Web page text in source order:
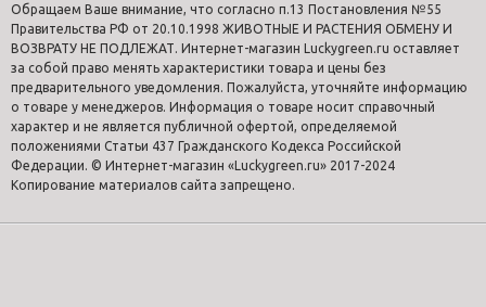
Обращаем Ваше внимание, что согласно п.13 Постановления №55
Правительства РФ от 20.10.1998 ЖИВОТНЫЕ И РАСТЕНИЯ ОБМЕНУ И
ВОЗВРАТУ НЕ ПОДЛЕЖАТ. Интернет-магазин Luckygreen.ru оставляет
за собой право менять характеристики товара и цены без
предварительного уведомления. Пожалуйста, уточняйте информацию
о товаре у менеджеров. Информация о товаре носит справочный
характер и не является публичной офертой, определяемой
положениями Статьи 437 Гражданского Кодекса Российской
Федерации. © Интернет-магазин «Luckygreen.ru» 2017-2024
Копирование материалов сайта запрещено.